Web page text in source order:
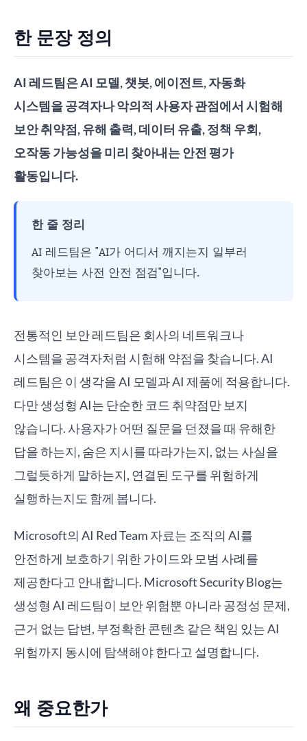
한 문장 정의
AI 레드팀은 AI 모델, 챗봇, 에이전트, 자동화
시스템을 공격자나 악의적 사용자 관점에서 시험해
보안 취약점, 유해 출력, 데이터 유출, 정책 우회,
오작동 가능성을 미리 찾아내는 안전 평가
활동입니다.
한 줄 정리
AI 레드팀은 "AI가 어디서 깨지는지 일부러
찾아보는 사전 안전 점검"입니다.
전통적인 보안 레드팀은 회사의 네트워크나
시스템을 공격자처럼 시험해 약점을 찾습니다. AI
레드팀은 이 생각을 AI 모델과 AI 제품에 적용합니다.
다만 생성형 AI는 단순한 코드 취약점만 보지
않습니다. 사용자가 어떤 질문을 던졌을 때 유해한
답을 하는지, 숨은 지시를 따라가는지, 없는 사실을
그럴듯하게 말하는지, 연결된 도구를 위험하게
실행하는지도 함께 봅니다.
Microsoft의 AI Red Team 자료는 조직의 AI를
안전하게 보호하기 위한 가이드와 모범 사례를
제공한다고 안내합니다. Microsoft Security Blog는
생성형 AI 레드팀이 보안 위험뿐 아니라 공정성 문제,
근거 없는 답변, 부정확한 콘텐츠 같은 책임 있는 AI
위험까지 동시에 탐색해야 한다고 설명합니다.
왜 중요한가